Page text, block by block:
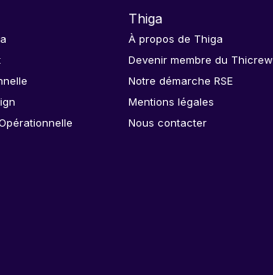
Thiga
À propos de Thiga
Devenir membre du Thicrew
Notre démarche RSE
Mentions légales
Nous contacter